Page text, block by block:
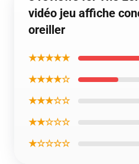
vidéo jeu affiche
oreiller
★★★★★
★★★★☆
★★★☆☆
★★☆☆☆
★☆☆☆☆